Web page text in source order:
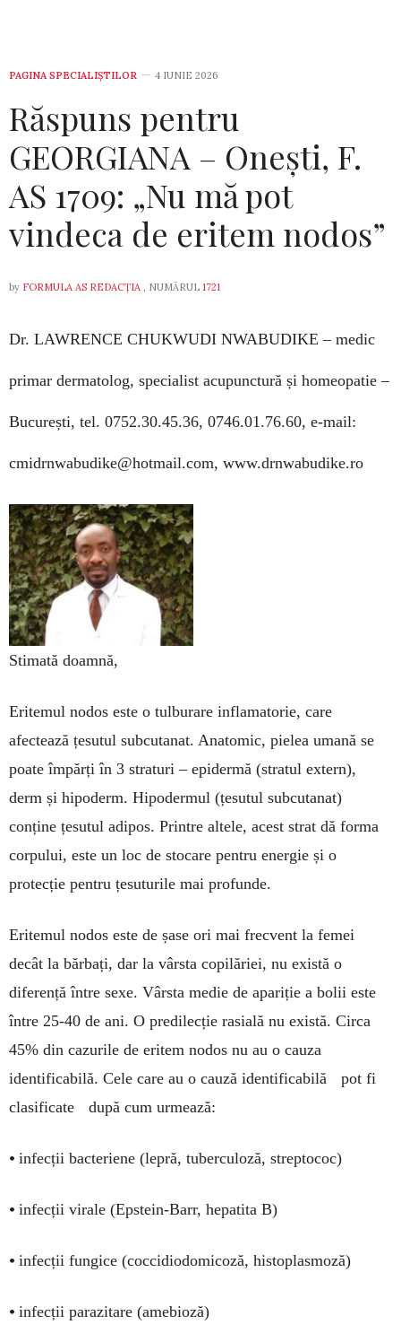
PAGINA SPECIALIȘTILOR 4 IUNIE 2026
Răspuns pentru
GEORGIANA – Onești, F.
AS 1709: „Nu mă pot
vindeca de eritem nodos”
by FORMULA AS REDACȚIA , NUMĂRUL 1721
Dr. LAWRENCE CHUKWUDI NWABUDIKE – medic
primar dermatolog, specialist acupunctură și homeopatie –
București, tel. 0752.30.45.36, 0746.01.76.60, e-mail:
cmidrnwabudike@hotmail.com, www.drnwabudike.ro
Stimată doamnă,
Eritemul nodos este o tulburare inflamatorie, care
afectează țesutul subcutanat. Anatomic, pielea umană se
poate împărți în 3 straturi – epidermă (stratul extern),
derm și hipoderm. Hipodermul (țesutul subcutanat)
conține țesutul adipos. Printre altele, acest strat dă forma
corpului, este un loc de stocare pentru energie și o
protecție pentru țesuturile mai profunde.
Eritemul nodos este de șase ori mai frecvent la femei
decât la bărbați, dar la vârsta copilăriei, nu există o
diferență între sexe. Vârsta medie de apariție a bolii este
între 25-40 de ani. O predilecție rasială nu există. Circa
45% din cazurile de eritem nodos nu au o cauza
identificabilă. Cele care au o cauză identificabilă pot fi
clasificate după cum urmează:
• infecții bacteriene (lepră, tuberculoză, streptococ)
• infecții virale (Epstein-Barr, hepatita B)
• infecții fungice (coccidiodomicoză, histoplasmoză)
• infecții parazitare (amebioză)